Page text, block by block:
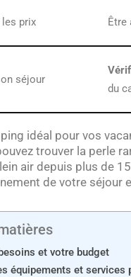
les prix Être
séjour
du
idéal pour vos
trouver la perle
air depuis plus de
de votre séjour
et votre budget
équipements et services